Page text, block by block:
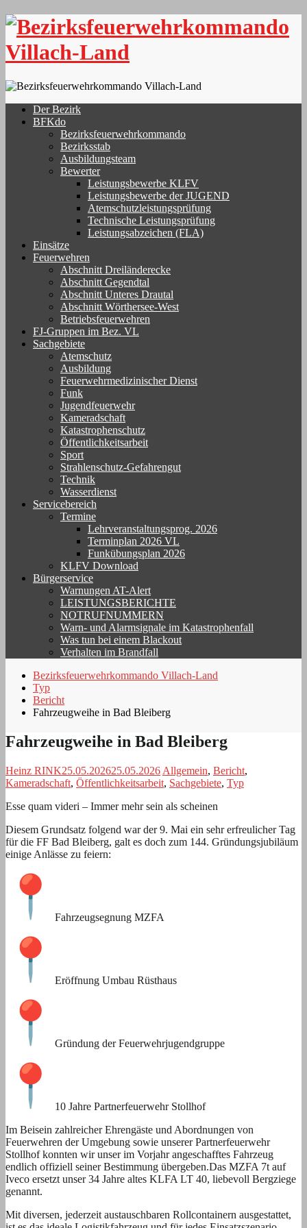
Skip
content
Der Bezirk
BFKdo
Bezirksfeuerwehrkommando
Bezirksstab
Ausbildungsteam
Bewerter
Leistungsbewerbe KLFV
Leistungsbewerbe der JUGEND
Atemschutzleistungsprüfung
Technische Leistungsprüfung
Leistungsabzeichen (FLA)
Einsätze
Feuerwehren
Abschnitt Dreiländerecke
Abschnitt Gegendtal
Abschnitt Unteres Drautal
Abschnitt Wörthersee-West
Betriebsfeuerwehren
FJ-Gruppen im Bez. VL
Sachgebiete
Atemschutz
Ausbildung
Feuerwehrmedizinischer Dienst
Funk
Jugendfeuerwehr
Kameradschaft
Katastrophenschutz
Öffentlichkeitsarbeit
Sport
Strahlenschutz-Gefahrengut
Technik
Wasserdienst
Servicebereich
Termine
Lehrveranstaltungsprog. 2026
Terminplan 2026 VL
Funkübungsplan 2026
KLFV Download
Bürgerservice
Warnungen AT-Alert
LEISTUNGSBERICHTE
NOTRUFNUMMERN
Warn- und Alarmsignale im Katastrophenfall
Was tun bei einem Blackout
Verhalten im Brandfall
Bezirksfeuerwehrkommando Villach-Land
Typ
Bericht
Fahrzeugweihe in Bad Bleiberg
Fahrzeugweihe in Bad Bleiberg
Heinz RINK25.05.202625.05.2026 Allgemein, Bericht,
Kameradschaft, Öffentlichkeitsarbeit, Sachgebiete, Typ
Esse quam videri – Immer mehr sein als scheinen
Diesem Grundsatz folgend war der 9. Mai ein sehr erfreulicher Tag
für die FF Bad Bleiberg, galt es doch zum 144. Gründungsjubiläum
einige Anlässe zu feiern:
Fahrzeugsegnung MZFA
Eröffnung Umbau Rüsthaus
Gründung der Feuerwehrjugendgruppe
10 Jahre Partnerfeuerwehr Stollhof
Im Beisein zahlreicher Ehrengäste und Abordnungen von
Feuerwehren der Umgebung sowie unserer Partnerfeuerwehr
Stollhof konnten wir unser im Vorjahr angeschafftes Fahrzeug
endlich offiziell seiner Bestimmung übergeben.Das MZFA 7t auf
Iveco ersetzt unser 34 Jahre altes KLFA LT 40, liebevoll Bergziege
genannt.
Mit diversen, jederzeit austauschbaren Rollcontainern ausgestattet,